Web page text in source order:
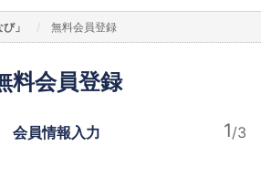
」 無料会員登録
料会員登録
会員情報入力